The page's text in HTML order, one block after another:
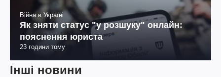
Війна в Україні
Як зняти статус "у розшуку" онлайн:
пояснення юриста
23 години тому
Інші новини